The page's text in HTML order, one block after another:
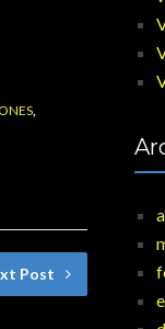
,
Post